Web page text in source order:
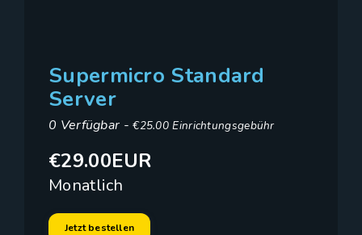
Supermicro Standard
Server
0 Verfügbar -€25.00 Einrichtungsgebühr
€29.00EUR
Monatlich
Jetzt bestellen